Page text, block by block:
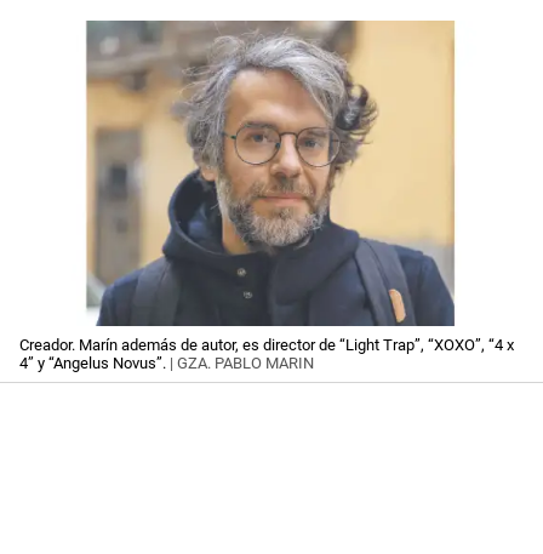
Creador. Marín además de autor, es director de “Light Trap”, “XOXO”, “4 x
4” y “Angelus Novus”. | GZA. PABLO MARIN